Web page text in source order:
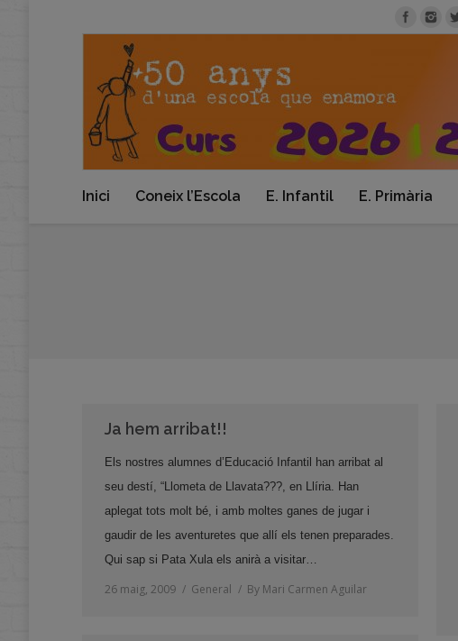
Inici Coneix l’Escola E. Infantil E. Primària
Ja hem arribat!!
Els nostres alumnes d’Educació Infantil han arribat al
seu destí, “Llometa de Llavata???, en Llíria. Han
aplegat tots molt bé, i amb moltes ganes de jugar i
gaudir de les aventuretes que allí els tenen preparades.
Qui sap si Pata Xula els anirà a visitar…
26 maig, 2009 General By Mari Carmen Aguilar